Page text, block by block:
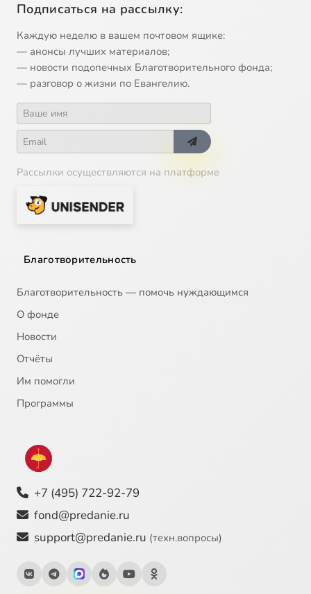
Подписаться на рассылку:
Каждую неделю в вашем почтовом ящике:
— анонсы лучших материалов;
— новости подопечных Благотворительного фонда;
— разговор о жизни по Евангелию.
Рассылки осуществляются на платформе
Благотворительность
Благотворительность — помочь нуждающимся
О фонде
Новости
Отчёты
Им помогли
Программы
+7 (495) 722-92-79
fond@predanie.ru
support@predanie.ru (техн.вопросы)